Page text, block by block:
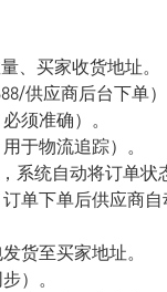
、买家收货地址。
供应商后台下单
须准确）。
于物流追踪）。
系统自动将订单
单下单后供应商
货至买家地址。
）。